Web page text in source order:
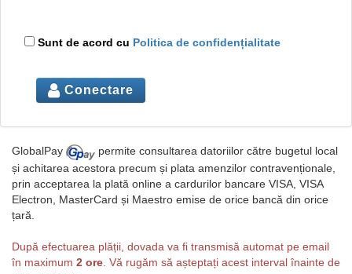
Sunt de acord cu Politica de confidențialitate
Conectare
GlobalPay
permite consultarea datoriilor către bugetul local
și achitarea acestora precum și plata amenzilor contravenționale,
prin acceptarea la plată online a cardurilor bancare VISA, VISA
Electron, MasterCard și Maestro emise de orice bancă din orice
țară.
După efectuarea plății, dovada va fi transmisă automat pe email
în maximum 2 ore . Vă rugăm să așteptați acest interval înainte de